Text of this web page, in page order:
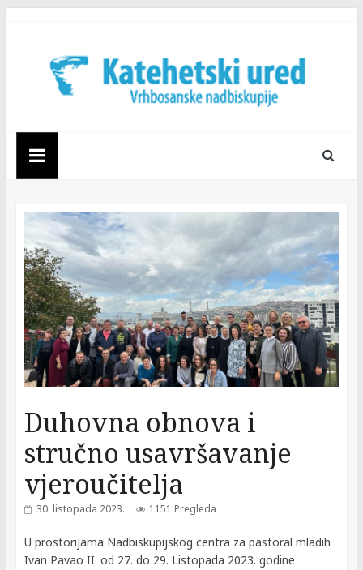
Katehetski
ured
Vrhbosanske
nadbiskupije
Duhovna obnova i
stručno usavršavanje
vjeroučitelja
30. listopada 2023. 1151 Pregleda
U prostorijama Nadbiskupijskog centra za pastoral mladih
Ivan Pavao II. od 27. do 29. Listopada 2023. godine